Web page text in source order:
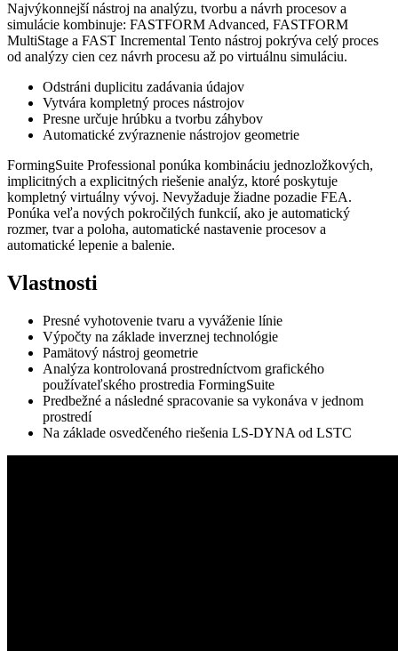
Najvýkonnejší nástroj na analýzu, tvorbu a návrh procesov a
simulácie kombinuje: FASTFORM Advanced, FASTFORM
MultiStage a FAST Incremental Tento nástroj pokrýva celý proces
od analýzy cien cez návrh procesu až po virtuálnu simuláciu.
Odstráni duplicitu zadávania údajov
Vytvára kompletný proces nástrojov
Presne určuje hrúbku a tvorbu záhybov
Automatické zvýraznenie nástrojov geometrie
FormingSuite Professional ponúka kombináciu jednozložkových,
implicitných a explicitných riešenie analýz, ktoré poskytuje
kompletný virtuálny vývoj. Nevyžaduje žiadne pozadie FEA.
Ponúka veľa nových pokročilých funkcií, ako je automatický
rozmer, tvar a poloha, automatické nastavenie procesov a
automatické lepenie a balenie.
Vlastnosti
Presné vyhotovenie tvaru a vyváženie línie
Výpočty na základe inverznej technológie
Pamätový nástroj geometrie
Analýza kontrolovaná prostredníctvom grafického
používateľského prostredia FormingSuite
Predbežné a následné spracovanie sa vykonáva v jednom
prostredí
Na základe osvedčeného riešenia LS-DYNA od LSTC